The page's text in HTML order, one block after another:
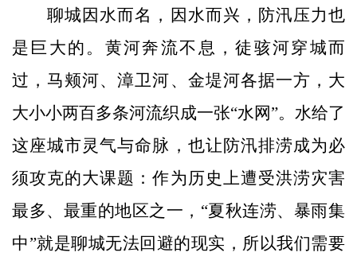
聊城因水而名，因水而兴，防汛压力也
是巨大的。黄河奔流不息，徒骇河穿城而
过，马颊河、漳卫河、金堤河各据一方，大
大小小两百多条河流织成一张“水网”。水给了
这座城市灵气与命脉，也让防汛排涝成为必
须攻克的大课题：作为历史上遭受洪涝灾害
最多、最重的地区之一，“夏秋连涝、暴雨集
中”就是聊城无法回避的现实，所以我们需要